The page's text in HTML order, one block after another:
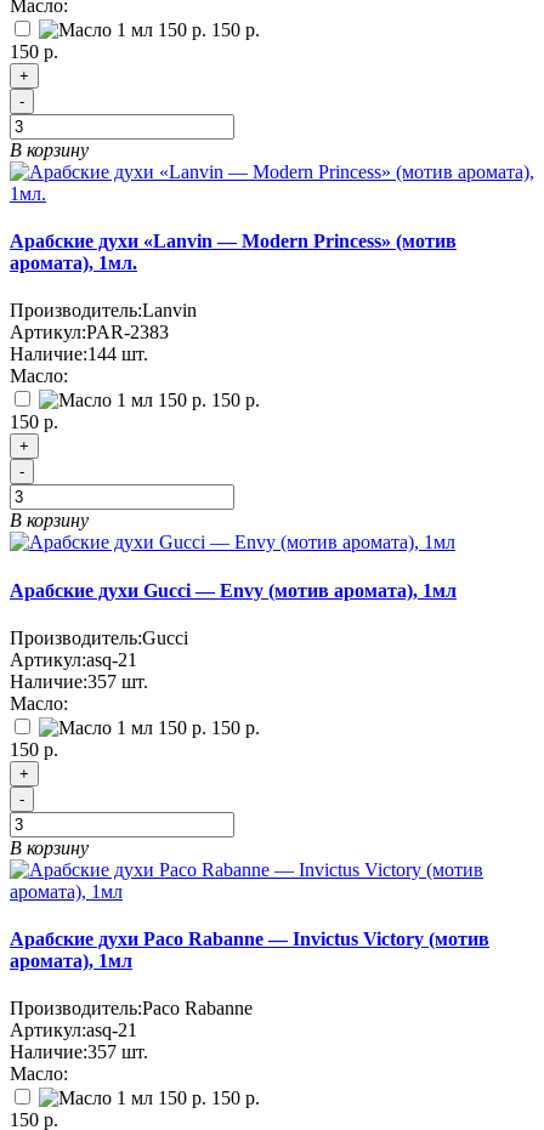
Масло:
150 р.
150 р.
+
-
В корзину
Арабские духи «Lanvin — Modern Princess» (мотив
аромата), 1мл.
Производитель:Lanvin
Артикул:PAR-2383
Наличие:144 шт.
Масло:
150 р.
150 р.
+
-
В корзину
Арабские духи Gucci — Envy (мотив аромата), 1мл
Производитель:Gucci
Артикул:asq-21
Наличие:357 шт.
Масло:
150 р.
150 р.
+
-
В корзину
Арабские духи Paco Rabanne — Invictus Victory (мотив
аромата), 1мл
Производитель:Paco Rabanne
Артикул:asq-21
Наличие:357 шт.
Масло:
150 р.
150 р.